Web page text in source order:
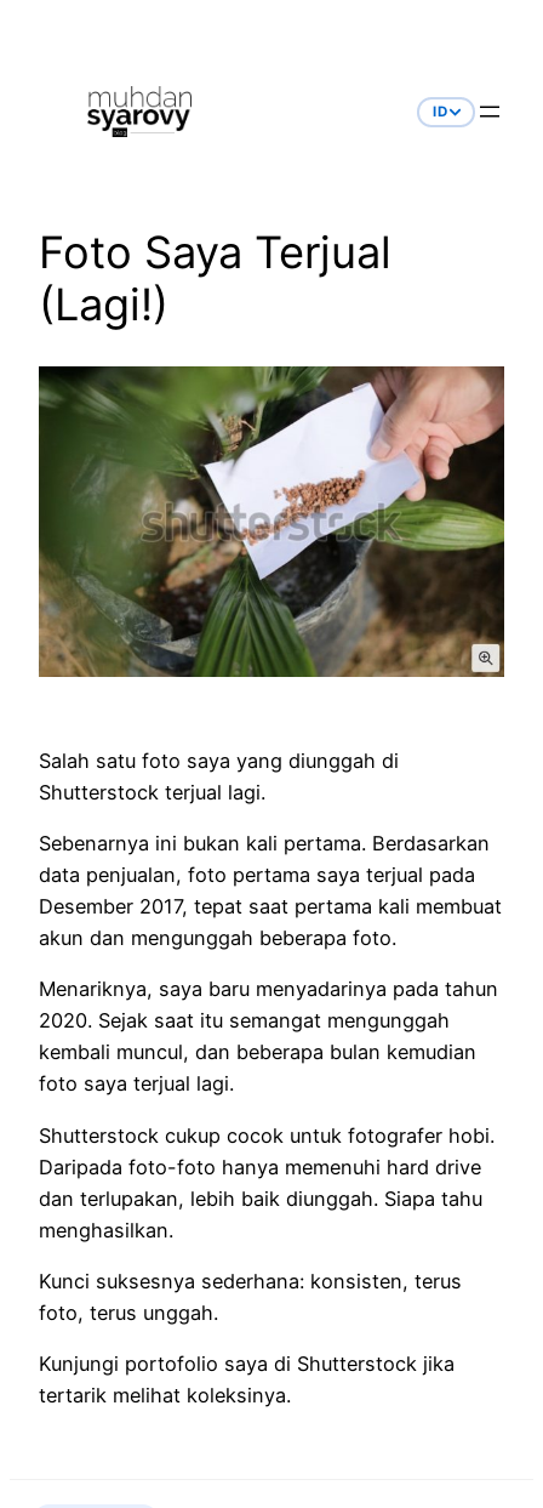
ID
Foto Saya Terjual
(Lagi!)
Salah satu foto saya yang diunggah di
Shutterstock terjual lagi.
Sebenarnya ini bukan kali pertama. Berdasarkan
data penjualan, foto pertama saya terjual pada
Desember 2017, tepat saat pertama kali membuat
akun dan mengunggah beberapa foto.
Menariknya, saya baru menyadarinya pada tahun
2020. Sejak saat itu semangat mengunggah
kembali muncul, dan beberapa bulan kemudian
foto saya terjual lagi.
Shutterstock cukup cocok untuk fotografer hobi.
Daripada foto-foto hanya memenuhi hard drive
dan terlupakan, lebih baik diunggah. Siapa tahu
menghasilkan.
Kunci suksesnya sederhana: konsisten, terus
foto, terus unggah.
Kunjungi portofolio saya di Shutterstock jika
tertarik melihat koleksinya.